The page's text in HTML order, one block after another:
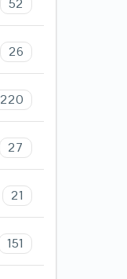
52
26
220
27
21
151